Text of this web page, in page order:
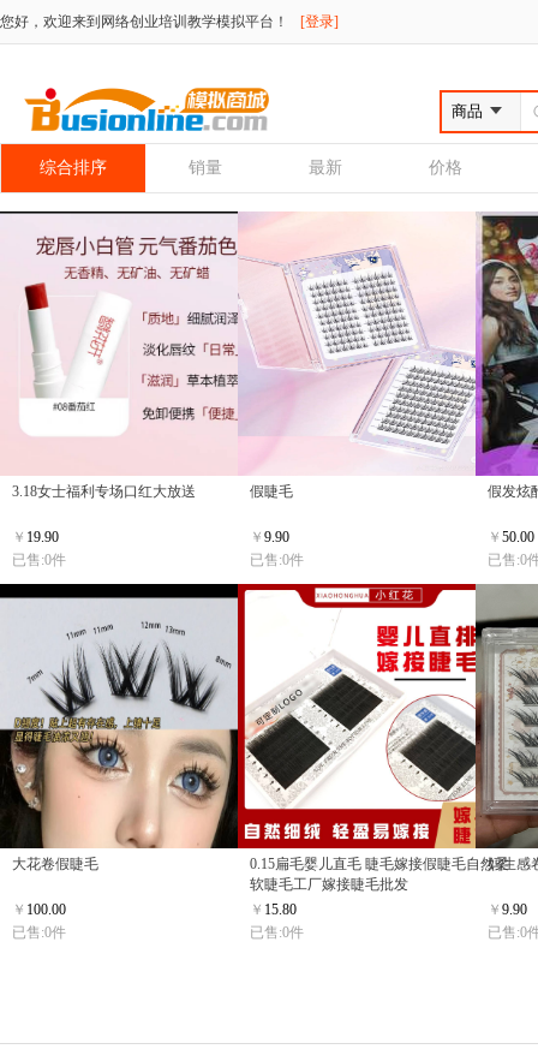
您好，欢迎来到网络创业培训教学模拟平台！ [登录]
综合排序 销量 最新 价格
3.18女士福利专场口红大放送
￥ 19.90
已售:0件
假睫毛
￥ 9.90
已售:0件
假发炫
￥ 50.00
已售:0
大花卷假睫毛
￥ 100.00
已售:0件
0.15扁毛婴儿直毛 睫毛嫁接假睫毛自然柔
软睫毛工厂嫁接睫毛批发
￥ 15.80
已售:0件
妈生感
￥ 9.90
已售:0